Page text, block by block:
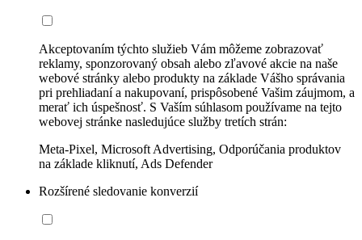
Akceptovaním týchto služieb Vám môžeme zobrazovať
reklamy, sponzorovaný obsah alebo zľavové akcie na naše
webové stránky alebo produkty na základe Vášho správania
pri prehliadaní a nakupovaní, prispôsobené Vašim záujmom, a
merať ich úspešnosť. S Vaším súhlasom používame na tejto
webovej stránke nasledujúce služby tretích strán:
Meta-Pixel, Microsoft Advertising, Odporúčania produktov
na základe kliknutí, Ads Defender
Rozšírené sledovanie konverzií